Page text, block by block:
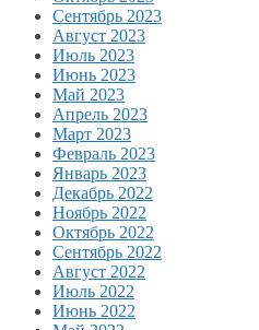
Сентябрь 2023
Август 2023
Июль 2023
Июнь 2023
Май 2023
Апрель 2023
Март 2023
Февраль 2023
Январь 2023
Декабрь 2022
Ноябрь 2022
Октябрь 2022
Сентябрь 2022
Август 2022
Июль 2022
Июнь 2022